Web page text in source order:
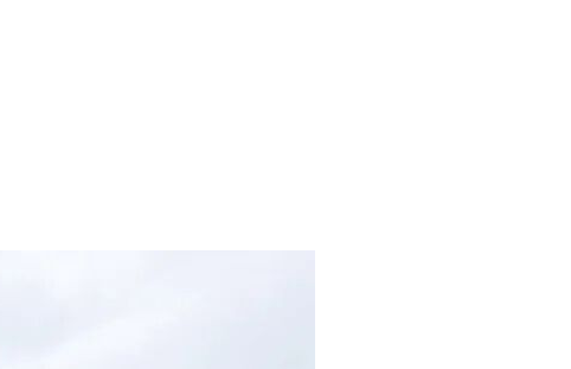
标人所投车型须已进入工业和信息化部产品公告目录；
信息”查询结果为准）。
无效。